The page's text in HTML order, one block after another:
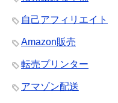
自己アフィリエイト
Amazon販売
転売プリンター
アマゾン配送